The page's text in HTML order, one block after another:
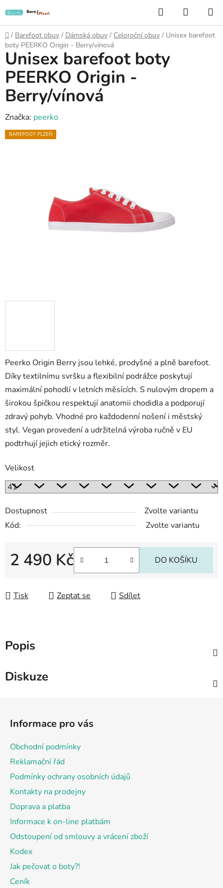
na
obsah
Hledat
KOŠÍK
Domů
/ Barefoot obuv / Dámská obuv / Celoroční obuv / Unisex barefoot
boty PEERKO Origin - Berry/vínová
Peerko Origin Berry jsou lehké, prodyšné a plně barefoot.
Díky textilnímu svršku a flexibilní podrážce poskytují
maximální pohodlí v letních měsících. S nulovým dropem a
širokou špičkou respektují anatomii chodidla a podporují
zdravý pohyb. Vhodné pro každodenní nošení i městský
styl. Vegan provedení a udržitelná výroba ručně v EU
podtrhují jejich etický rozměr.
Velikost
Dostupnost
Zvolte variantu
Kód:
Zvolte variantu
2 490 Kč DO KOŠÍKU
Tisk Zeptat se Sdílet
Unisex barefoot boty
PEERKO Origin -
Berry/vínová
Značka: peerko
BAREFOOT PLZEŇ
Popis
Diskuze
Informace pro vás
Obchodní podmínky
Reklamační řád
Podmínky ochrany osobních údajů
Kontakty na prodejny
Doprava a platba
Informace k on-line platbám
Odstoupení od smlouvy a vrácení zboží
Kodex
Jak pečovat o boty?!
Ceník